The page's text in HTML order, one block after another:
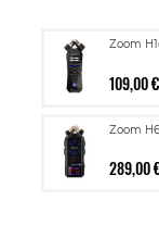
Zoom
109,00 €
Zoom
289,00